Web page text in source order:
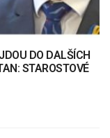
DO DALŠÍCH
STAROSTOVÉ